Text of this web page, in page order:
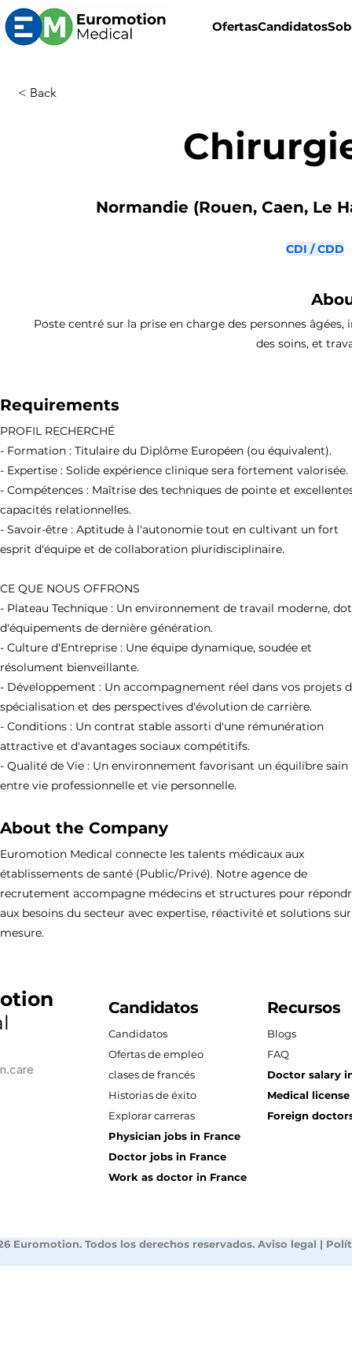
OfertasCandidatos
< Back
Normandie (Rouen, Caen, Le
CDI / CDD
Poste centré sur la prise en charge des personnes
des soins, et
Requirements
PROFIL RECHERCHÉ
- Formation : Titulaire du Diplôme Européen (ou équivalent).
- Expertise : Solide expérience clinique sera fortement valorisée.
- Compétences : Maîtrise des techniques de pointe et
capacités relationnelles.
- Savoir-être : Aptitude à l'autonomie tout en cultivant un fort
esprit d'équipe et de collaboration pluridisciplinaire.
CE QUE NOUS OFFRONS
- Plateau Technique : Un environnement de travail moderne,
d'équipements de dernière génération.
- Culture d'Entreprise : Une équipe dynamique, soudée et
résolument bienveillante.
- Développement : Un accompagnement réel dans vos projets
spécialisation et des perspectives d'évolution de carrière.
- Conditions : Un contrat stable assorti d'une rémunération
attractive et d'avantages sociaux compétitifs.
- Qualité de Vie : Un environnement favorisant un équilibre sain
entre vie professionnelle et vie personnelle.
About the Company
Euromotion Medical connecte les talents médicaux aux
établissements de santé (Public/Privé). Notre agence de
recrutement accompagne médecins et structures pour
aux besoins du secteur avec expertise, réactivité et solutions sur
mesure.
Candidatos
Candidatos
Ofertas de empleo
clases de francés
Historias de éxito
Explorar carreras
Physician jobs in France
Doctor jobs in France
Work as doctor in France
Recursos
Blogs
FAQ
Doctor salary
Medical
Foreign
Euromotion. Todos los derechos reservados. Aviso legal |